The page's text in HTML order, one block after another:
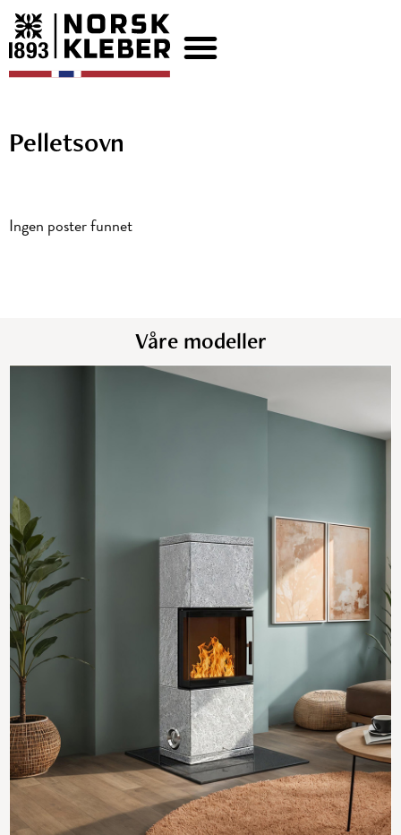
Pelletsovn
Ingen poster funnet
Våre modeller